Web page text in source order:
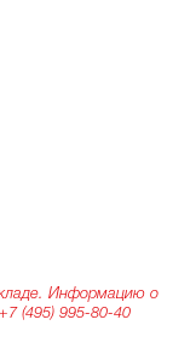
Информацию о
+7 (495) 995-80-40